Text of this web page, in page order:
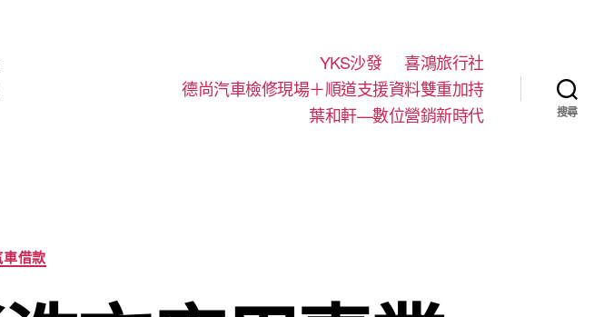
YKS沙發
喜鴻旅行社
德尚汽車檢修現場＋順道支援資料雙重加持
葉和軒—數位營銷新時代
搜尋
分
類借款